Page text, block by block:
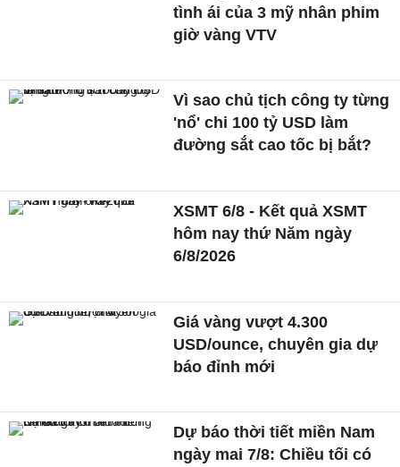
tình ái của 3 mỹ nhân phim
giờ vàng VTV
Vì sao chủ tịch công ty từng
'nổ' chi 100 tỷ USD làm
đường sắt cao tốc bị bắt?
XSMT 6/8 - Kết quả XSMT
hôm nay thứ Năm ngày
6/8/2026
Giá vàng vượt 4.300
USD/ounce, chuyên gia dự
báo đỉnh mới
Dự báo thời tiết miền Nam
ngày mai 7/8: Chiều tối có